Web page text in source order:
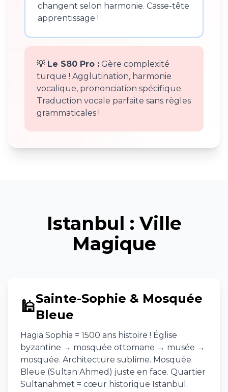
changent selon harmonie. Casse-tête
apprentissage !
💡 Le S80 Pro : Gère complexité
turque ! Agglutination, harmonie
vocalique, prononciation spécifique.
Traduction vocale parfaite sans règles
grammaticales !
Istanbul : Ville
Magique
🕌Sainte-Sophie & Mosquée
Bleue
Hagia Sophia = 1500 ans histoire ! Église
byzantine → mosquée ottomane → musée →
mosquée. Architecture sublime. Mosquée
Bleue (Sultan Ahmed) juste en face. Quartier
Sultanahmet = cœur historique Istanbul.